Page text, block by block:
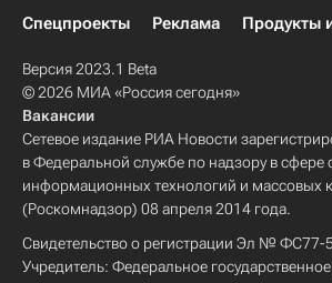
Спецпроекты
Реклама Продукты
Версия 2023.1 Beta
© 2026 МИА «Россия сегодня»
Вакансии
Сетевое издание РИА Новости
в Федеральной службе по надзору в сфере
информационных технологий и массовых
(Роскомнадзор) 08 апреля 2014 года.
Свидетельство о регистрации Эл № ФС77-
Учредитель: Федеральное